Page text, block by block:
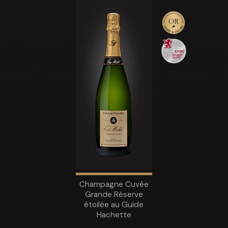
Champagne Cuvée
Grande Réserve
étoilée au Guide
Hachette